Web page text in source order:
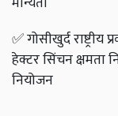
✅गोसीखुर्द
हेक्टर सिंचन क्षमता
नियोजन